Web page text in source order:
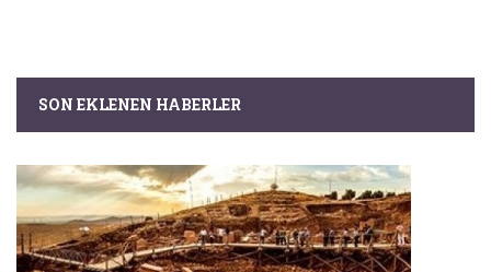
SON EKLENEN HABERLER